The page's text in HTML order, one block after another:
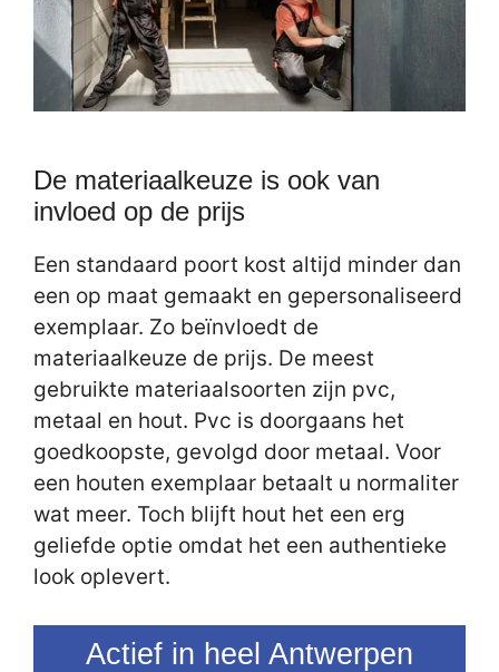
De materiaalkeuze is ook van
invloed op de prijs
Een standaard poort kost altijd minder dan
een op maat gemaakt en gepersonaliseerd
exemplaar. Zo beïnvloedt de
materiaalkeuze de prijs. De meest
gebruikte materiaalsoorten zijn pvc,
metaal en hout. Pvc is doorgaans het
goedkoopste, gevolgd door metaal. Voor
een houten exemplaar betaalt u normaliter
wat meer. Toch blijft hout het een erg
geliefde optie omdat het een authentieke
look oplevert.
Actief in heel Antwerpen